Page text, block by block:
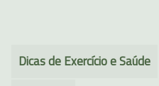
Dicas de Exercício e Saúde